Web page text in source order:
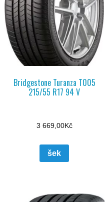
Bridgestone Turanza T005
215/55 R17 94 V
3 669,00Kč
šek